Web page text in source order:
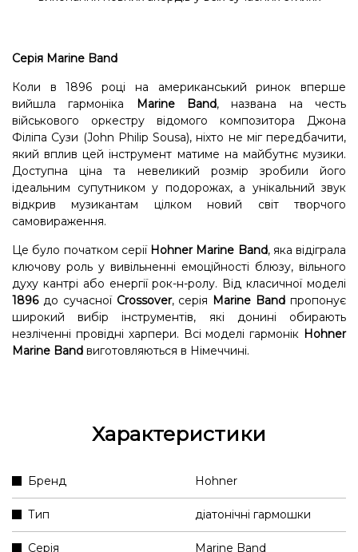
Серія Marine Band
Коли в 1896 році на американський ринок вперше
вийшла гармоніка
Marine Band, названа на честь
військового оркестру відомого композитора Джона
Філіпа Сузи (John Philip Sousa), ніхто не міг передбачити,
який вплив цей інструмент матиме на майбутнє музики.
Доступна ціна та невеликий розмір зробили його
ідеальним супутником у подорожах, а унікальний звук
відкрив музикантам цілком новий світ творчого
самовираження.
Це було початком серії Hohner Marine Band, яка відіграла
ключову роль у вивільненні емоційності блюзу, вільного
духу кантрі або енергії рок-н-ролу. Від класичної моделі
1896 до сучасної Crossover, серія Marine Band пропонує
широкий вибір інструментів, які донині обирають
незліченні провідні харпери. Всі моделі гармонік Hohner
Marine Band виготовляються в Німеччині.
Характеристики
Бренд Hohner
Тип діатонічні гармошки
Серія Marine Band